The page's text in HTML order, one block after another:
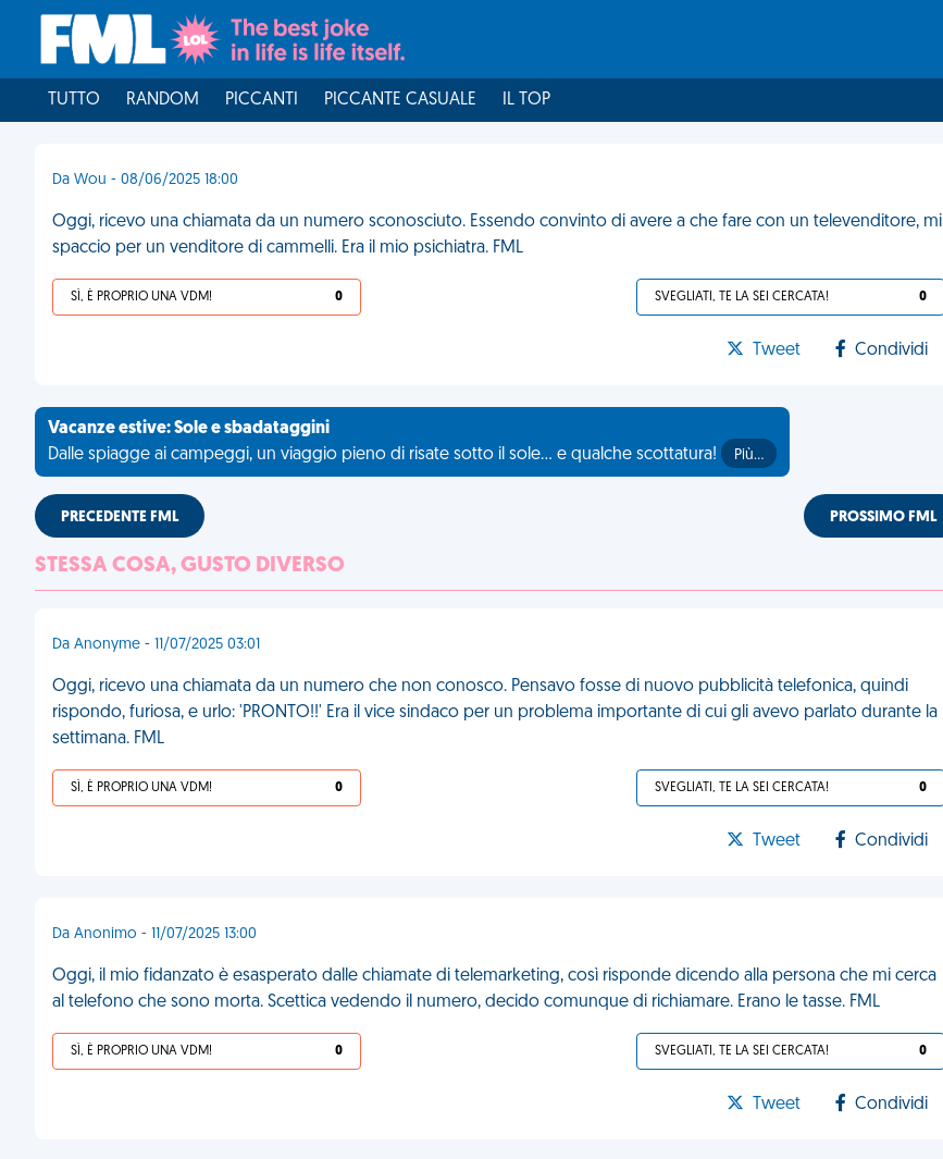
TUTTO RANDOM PICCANTI PICCANTE CASUALE IL TOP
Da Wou - 08/06/2025 18:00
Oggi, ricevo una chiamata da un numero sconosciuto. Essendo convinto di avere a che fare con un televenditore, mi
spaccio per un venditore di cammelli. Era il mio psichiatra. FML
SÌ, È PROPRIO UNA VDM! 0 SVEGLIATI, TE LA SEI CERCATA! 0
Tweet Condividi
Vacanze estive: Sole e sbadataggini
Dalle spiagge ai campeggi, un viaggio pieno di risate sotto il sole... e qualche scottatura!
Più…
PRECEDENTE FML PROSSIMO FML
STESSA COSA, GUSTO DIVERSO
Da Anonyme - 11/07/2025 03:01
Oggi, ricevo una chiamata da un numero che non conosco. Pensavo fosse di nuovo pubblicità telefonica, quindi
rispondo, furiosa, e urlo: 'PRONTO!!' Era il vice sindaco per un problema importante di cui gli avevo parlato durante la
settimana. FML
SÌ, È PROPRIO UNA VDM! 0 SVEGLIATI, TE LA SEI CERCATA! 0
Tweet Condividi
Da Anonimo - 11/07/2025 13:00
Oggi, il mio fidanzato è esasperato dalle chiamate di telemarketing, così risponde dicendo alla persona che mi cerca
al telefono che sono morta. Scettica vedendo il numero, decido comunque di richiamare. Erano le tasse. FML
SÌ, È PROPRIO UNA VDM! 0 SVEGLIATI, TE LA SEI CERCATA! 0
Tweet Condividi